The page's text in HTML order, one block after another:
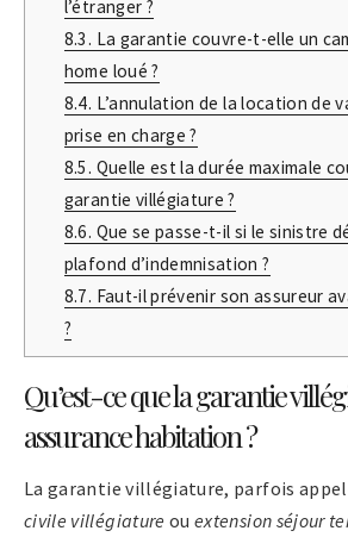
l’étranger ?
8.3. La garantie couvre-t-elle un
home loué ?
8.4. L’annulation de la location de
prise en charge ?
8.5. Quelle est la durée maximale
garantie villégiature ?
8.6. Que se passe-t-il si le sinistre
plafond d’indemnisation ?
8.7. Faut-il prévenir son assureur
?
Qu’est-ce que la garantie
assurance habitation ?
La garantie villégiature, parfois
civile villégiature ouextension séjour